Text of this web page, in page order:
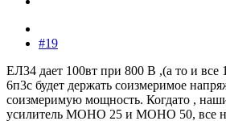
#19
ЕЛ34 дает 100вт при 800 В ,(а то и все
6п3с будет держать соизмеримое
соизмеримую мощность. Когдато ,
усилитель МОНО 25 и МОНО 50, все